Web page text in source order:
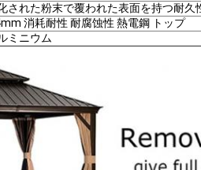
された粉末で覆われた表面を持つ耐久
消耗耐性 耐腐蚀性 熱電鋼 トップ
ミニウム